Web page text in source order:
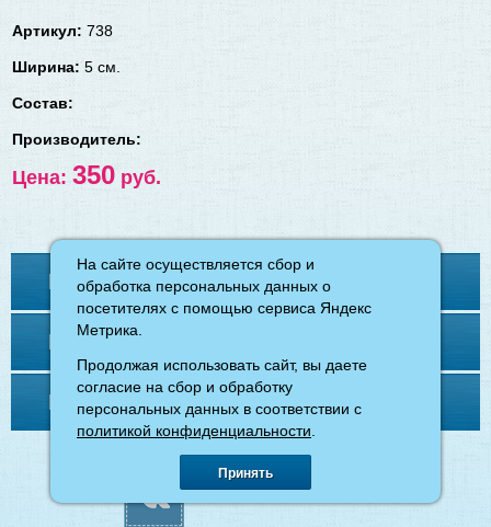
Артикул: 738
Ширина: 5 см.
Состав:
Производитель:
Цена: 350 руб.
Контакты
Меню
Напишите нам
магазин «Ткани для вас»
На сайте осуществляется сбор и
обработка персональных данных о
посетителях с помощью сервиса Яндекс
Метрика.
Продолжая использовать сайт, вы даете
согласие на сбор и обработку
персональных данных в соответствии с
политикой конфиденциальности
Принять
На сайте осуществляется сбор и
обработка персональных данных о
посетителях с помощью сервиса Яндекс
Метрика.
Продолжая использовать сайт, вы даете
согласие на сбор и обработку
персональных данных в соответствии с
политикой конфиденциальности
Принять